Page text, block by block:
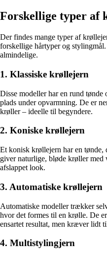
Forskellige typer af
Der findes mange typer af
forskellige hårtyper og
almindelige.
1. Klassiske krøllejern
Disse modeller har en rund tønde
plads under opvarmning. De er
krøller – ideelle til begyndere.
2. Koniske krøllejern
Et konisk krøllejern har en tønde,
giver naturlige, bløde krøller med
afslappet look.
3. Automatiske krøllejern
Automatiske modeller trækker
hvor det formes til en krølle. De
ensartet resultat, men kræver lidt
4. Multistylingjern